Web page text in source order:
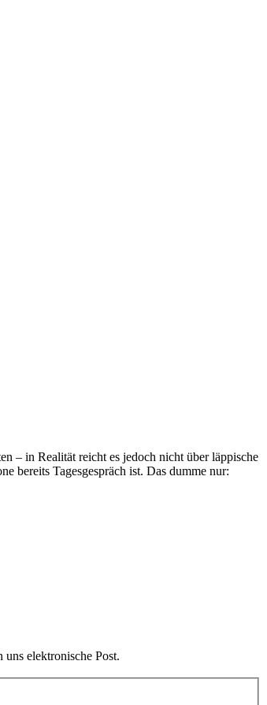
– in Realität reicht es jedoch nicht über läppische
bereits Tagesgespräch ist. Das dumme nur:
elektronische Post.